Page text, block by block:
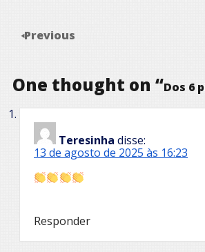
Previous
One thought on “Dos 6
Teresinha disse:
13 de agosto de 2025 às 16:23
Responder